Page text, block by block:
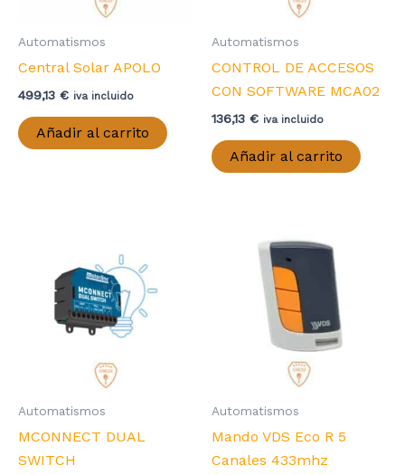
Automatismos
Central Solar APOLO
499,13 € iva incluido
Añadir al carrito
Automatismos
CONTROL DE ACCESOS
CON SOFTWARE MCA02
136,13 € iva incluido
Añadir al carrito
Automatismos
MCONNECT DUAL
SWITCH
Automatismos
Mando VDS Eco R 5
Canales 433mhz